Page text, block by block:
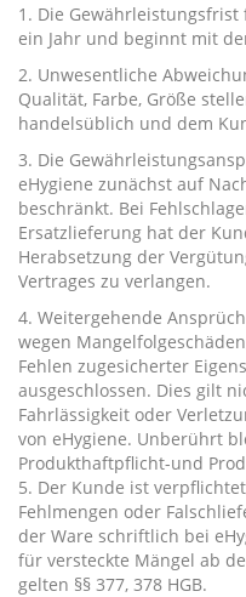
1. Die
ein Jahr und beginnt mit
2. Unwesentliche
Qualität, Farbe, Größe
handelsüblich und dem
3. Die
eHygiene zunächst auf
beschränkt. Bei
Ersatzlieferung hat der
Herabsetzung der
Vertrages zu verlangen.
4. Weitergehende
wegen
Fehlen zugesicherter
ausgeschlossen. Dies gilt
Fahrlässigkeit oder
von eHygiene. Unberührt
Produkthaftpflicht-und
5. Der Kunde ist
Fehlmengen oder
der Ware schriftlich bei
für versteckte Mängel ab
gelten §§ 377, 378 HGB.